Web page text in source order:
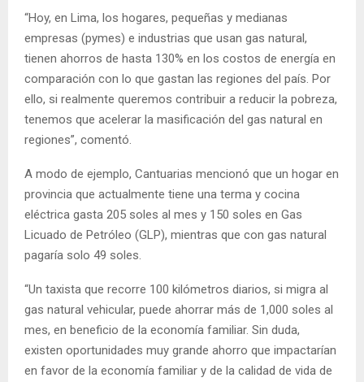
“Hoy, en Lima, los hogares, pequeñas y medianas
empresas (pymes) e industrias que usan gas natural,
tienen ahorros de hasta 130% en los costos de energía en
comparación con lo que gastan las regiones del país. Por
ello, si realmente queremos contribuir a reducir la pobreza,
tenemos que acelerar la masificación del gas natural en
regiones”, comentó.
A modo de ejemplo, Cantuarias mencionó que un hogar en
provincia que actualmente tiene una terma y cocina
eléctrica gasta 205 soles al mes y 150 soles en Gas
Licuado de Petróleo (GLP), mientras que con gas natural
pagaría solo 49 soles.
“Un taxista que recorre 100 kilómetros diarios, si migra al
gas natural vehicular, puede ahorrar más de 1,000 soles al
mes, en beneficio de la economía familiar. Sin duda,
existen oportunidades muy grande ahorro que impactarían
en favor de la economía familiar y de la calidad de vida de